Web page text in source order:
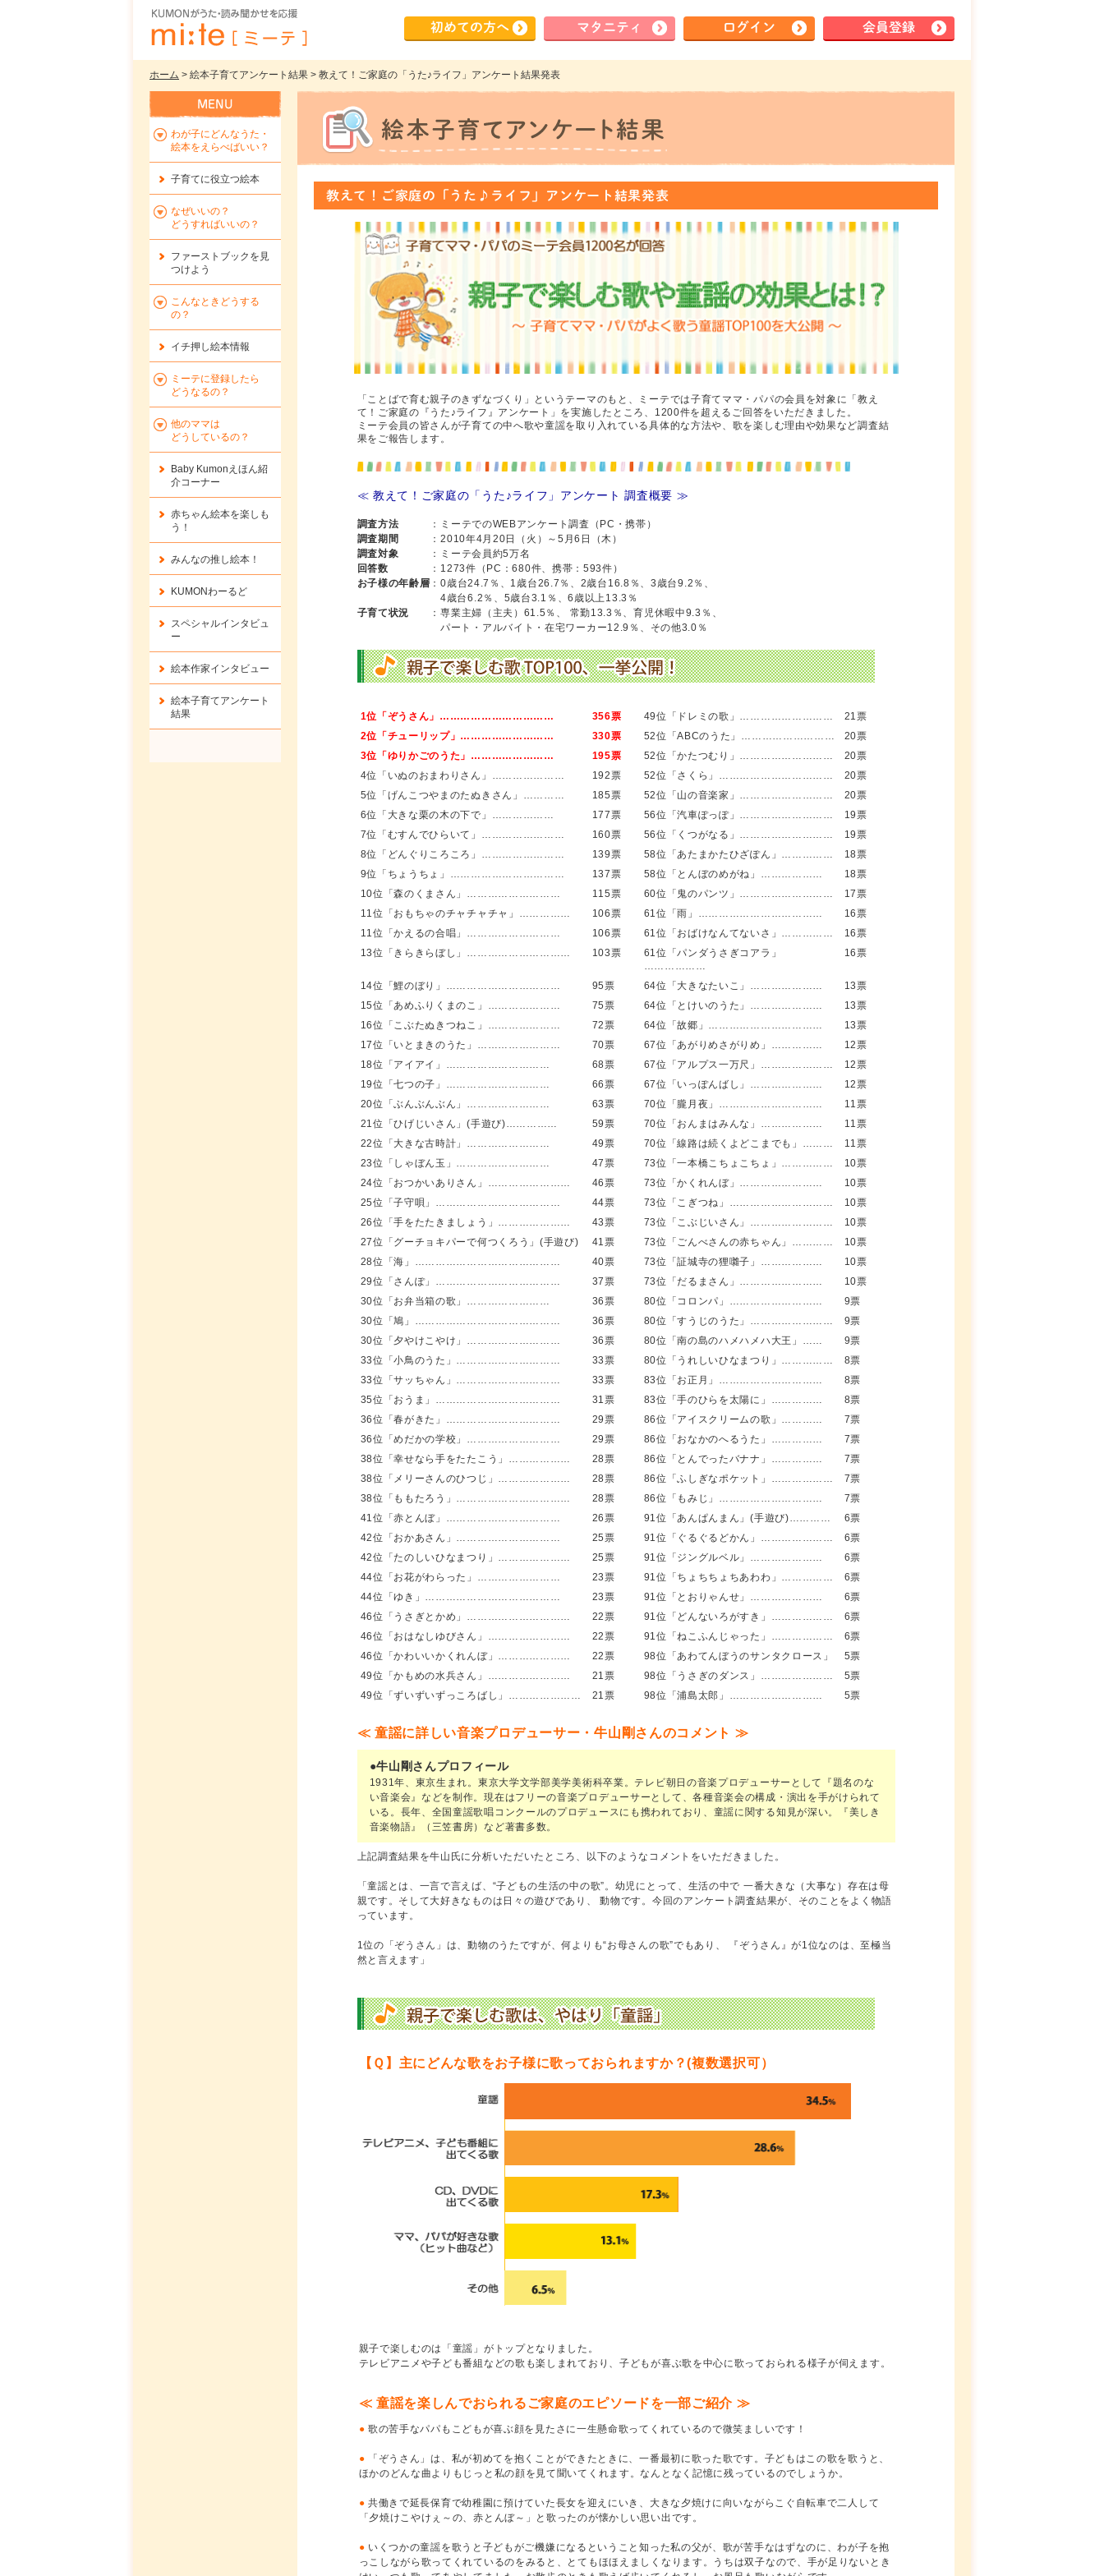
初めての方へ マタ ニティ ログイン 会員登録
ホーム > 絵本子育てアンケート結果 > 教えて！ご家庭の「うた♪ライフ」アンケート結果発表
教えて！ご家庭の「うた♪ライフ」アンケート結果発表
「ことばで育む親子のきずなづくり」というテーマのもと、ミーテでは子育てママ・パパの会員を対象に「教え
て！ご家庭の『うた♪ライフ』アンケート」を実施したところ、1200件を超えるご回答をいただきました。
ミーテ会員の皆さんが子育ての中へ歌や童謡を取り入れている具体的な方法や、歌を楽しむ理由や効果など調査結
果をご報告します。
≪ 教えて！ご家庭の「うた♪ライフ」アンケート 調査概要 ≫
調査方法 ：ミーテでのWEBアンケート調査（PC・携帯）
調査期間 ：2010年4月20日（火）～5月6日（木）
調査対象 ：ミーテ会員約5万名
回答数 ：1273件（PC：680件、携帯：593件）
お子様の年齢層 ：0歳台24.7％、1歳台26.7％、2歳台16.8％、3歳台9.2％、
4歳台6.2％、5歳台3.1％、6歳以上13.3％
子育て状況 ：専業主婦（主夫）61.5％、 常勤13.3％、育児休暇中9.3％、
パート・アルバイト・在宅ワーカー12.9％、その他3.0％
1位「ぞうさん」…………………………… 356票 49位「ドレミの歌」………………………
21票
2位「チューリップ」………………………
330票 52位「ABCのうた」………………………
20票
3位「ゆりかごのうた」……………………
195票 52位「かたつむり」………………………
20票
4位「いぬのおまわりさん」…………………
192票 52位「さくら」……………………………
20票
5位「げんこつやまのたぬきさん」…………
185票 52位「山の音楽家」………………………
20票
6位「大きな栗の木の下で」………………
177票 56位「汽車ぽっぽ」………………………
19票
7位「むすんでひらいて」……………………
160票 56位「くつがなる」………………………
19票
8位「どんぐりころころ」……………………
139票 58位「あたまかたひざぽん」……………
18票
9位「ちょうちょ」……………………………
137票 58位「とんぼのめがね」………………
18票
10位「森のくまさん」………………………
115票 60位「鬼のパンツ」………………………
17票
11位「おもちゃのチャチャチャ」……………
106票 61位「雨」………………………………
16票
11位「かえるの合唱」………………………
106票 61位「おばけなんてないさ」……………
16票
13位「きらきらぼし」…………………………
103票
61位「パンダうさぎコアラ」
………………
16票
14位「鯉のぼり」…………………………… 95票 64位「大きなたいこ」…………………
13票
15位「あめふりくまのこ」…………………
75票 64位「とけいのうた」…………………
13票
16位「こぶたぬきつねこ」…………………
72票 64位「故郷」……………………………
13票
17位「いとまきのうた」……………………
70票 67位「あがりめさがりめ」……………
12票
18位「アイアイ」…………………………
68票 67位「アルプス一万尺」…………………
12票
19位「七つの子」…………………………
66票 67位「いっぽんばし」…………………
12票
20位「ぶんぶんぶん」……………………
63票 70位「朧月夜」…………………………
11票
21位「ひげじいさん」(手遊び)……………
59票 70位「おんまはみんな」………………
11票
22位「大きな古時計」……………………
49票 70位「線路は続くよどこまでも」………
11票
23位「しゃぼん玉」………………………
47票 73位「一本橋こちょこちょ」……………
10票
24位「おつかいありさん」……………………
46票 73位「かくれんぼ」……………………
10票
25位「子守唄」………………………………
44票 73位「こぎつね」…………………………
10票
26位「手をたたきましょう」…………………
43票 73位「こぶじいさん」……………………
10票
27位「グーチョキパーで何つくろう」(手遊び)
41票 73位「ごんべさんの赤ちゃん」…………
10票
28位「海」……………………………………
40票 73位「証城寺の狸囃子」………………
10票
29位「さんぽ」………………………………
37票 73位「だるまさん」……………………
10票
30位「お弁当箱の歌」……………………
36票 80位「コロンパ」………………………
9票
30位「鳩」……………………………………
36票 80位「すうじのうた」……………………
9票
30位「夕やけこやけ」………………………
36票 80位「南の島のハメハメハ大王」……
9票
33位「小鳥のうた」…………………………
33票 80位「うれしいひなまつり」……………
8票
33位「サッちゃん」…………………………
33票 83位「お正月」…………………………
8票
35位「おうま」………………………………
31票 83位「手のひらを太陽に」……………
8票
36位「春がきた」……………………………
29票 86位「アイスクリームの歌」…………
7票
36位「めだかの学校」………………………
29票 86位「おなかのへるうた」……………
7票
38位「幸せなら手をたたこう」………………
28票 86位「とんでったバナナ」……………
7票
38位「メリーさんのひつじ」…………………
28票 86位「ふしぎなポケット」………………
7票
38位「ももたろう」……………………………
28票 86位「もみじ」…………………………
7票
41位「赤とんぼ」……………………………
26票 91位「あんぱんまん」(手遊び)…………
6票
42位「おかあさん」…………………………
25票 91位「ぐるぐるどかん」…………………
6票
42位「たのしいひなまつり」…………………
25票 91位「ジングルベル」…………………
6票
44位「お花がわらった」……………………
23票 91位「ちょちちょちあわわ」……………
6票
44位「ゆき」…………………………………
23票 91位「とおりゃんせ」…………………
6票
46位「うさぎとかめ」…………………………
22票 91位「どんないろがすき」………………
6票
46位「おはなしゆびさん」……………………
22票 91位「ねこふんじゃった」………………
6票
46位「かわいいかくれんぼ」…………………
22票 98位「あわてんぼうのサンタクロース」
5票
49位「かもめの水兵さん」……………………
21票 98位「うさぎのダンス」…………………
5票
49位「ずいずいずっころばし」…………………
21票 98位「浦島太郎」……………………… 5票
≪ 童謡に詳しい音楽プロデューサー・牛山剛さんのコメント ≫
●牛山剛さんプロフィール
1931年、東京生まれ。東京大学文学部美学美術科卒業。テレビ朝日の音楽プロデューサーとして『題名のな
い音楽会』などを制作。現在はフリーの音楽プロデューサーとして、各種音楽会の構成・演出を手がけられて
いる。長年、全国童謡歌唱コンクールのプロデュースにも携われており、童謡に関する知見が深い。『美しき
音楽物語』（三笠書房）など著書多数。
上記調査結果を牛山氏に分析いただいたところ、以下のようなコメントをいただきました。
「童謡とは、一言で言えば、“子どもの生活の中の歌”。幼児にとって、生活の中で 一番大きな（大事な）存在は母
親です。そして大好きなものは日々の遊びであり、 動物です。今回のアンケート調査結果が、そのことをよく物語
っています。
1位の「ぞうさん」は、動物のうたですが、何よりも“お母さんの歌”でもあり、 『ぞうさん』が1位なのは、至極当
然と言えます」
【Ｑ】主にどんな歌をお子様に歌っておられますか？(複数選択可）
親子で楽しむのは「童謡」がトップとなりました。
テレビアニメや子ども番組などの歌も楽しまれており、子どもが喜ぶ歌を中心に歌っておられる様子が伺えます。
≪ 童謡を楽しんでおられるご家庭のエピソードを一部ご紹介 ≫
● 歌の苦手なパパもこどもが喜ぶ顔を見たさに一生懸命歌ってくれているので微笑ましいです！
● 「ぞうさん」は、私が初めてを抱くことができたときに、一番最初に歌った歌です。子どもはこの歌を歌うと、
ほかのどんな曲よりもじっと私の顔を見て聞いてくれます。なんとなく記憶に残っているのでしょうか。
● 共働きで延長保育で幼稚園に預けていた長女を迎えにいき、大きな夕焼けに向いながらこぐ自転車で二人して
「夕焼けこやけぇ～の、赤とんぼ～」と歌ったのが懐かしい思い出です。
● いくつかの童謡を歌うと子どもがご機嫌になるということ知った私の父が、歌が苦手なはずなのに、わが子を抱
っこしながら歌ってくれているのをみると、とてもほほえましくなります。うちは双子なので、手が足りないとき
わが子にどんなうた・
絵本をえらべばいい？
子育てに役立つ絵本
なぜいいの？
どうすればいいの？
ファーストブックを 見
つけよう
こんなときどうする
の？
イチ押し絵本情報
ミーテに登録したら
どうなるの？
他のママは
どうしているの？
Baby Kumonえほん紹
介コーナー
赤ちゃん絵本を楽しも
う！
みんなの推し絵本！
KUMONわーるど
スペシャルインタビュ
ー
絵本作家インタビュー
絵本子育てアンケート
結果